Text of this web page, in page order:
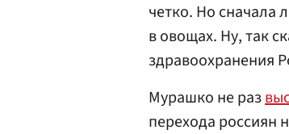
четко. Но сначала
в овощах. Ну, так
здравоохранения
Мурашко не раз
перехода россиян